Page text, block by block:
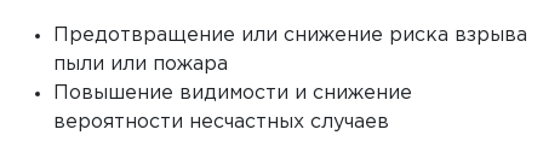
Предотвращение или снижение риска взрыва
пыли или пожара
Повышение видимости и снижение
вероятности несчастных случаев